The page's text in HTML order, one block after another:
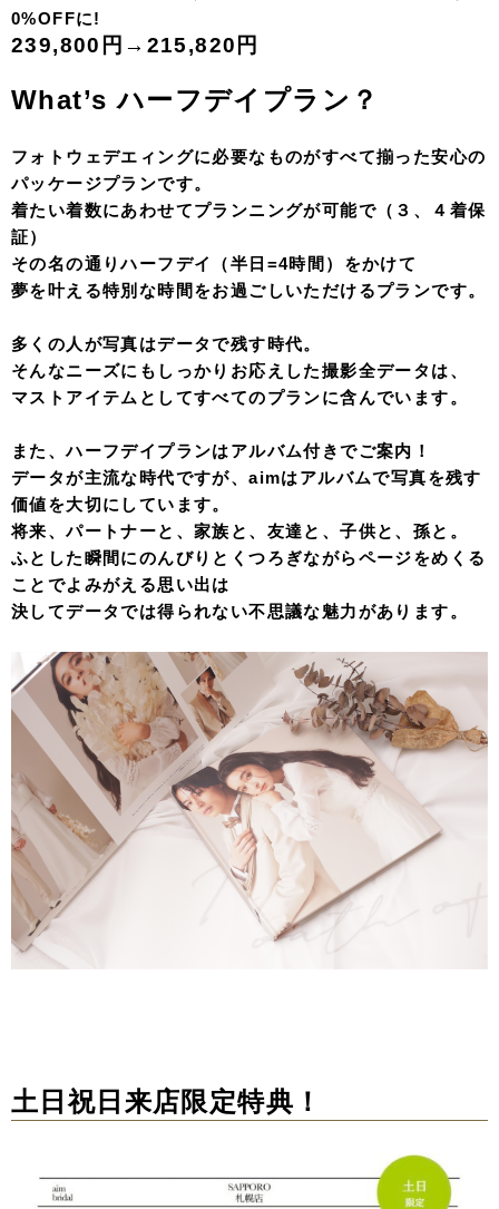
0%OFFに!
239,800円→215,820円
What’s ハーフデイプラン？
フォトウェデエィングに必要なものがすべて揃った安心の
パッケージプランです。
着たい着数にあわせてプランニングが可能で（３、４着保
証）
その名の通りハーフデイ（半日=4時間）をかけて
夢を叶える特別な時間をお過ごしいただけるプランです。
多くの人が写真はデータで残す時代。
そんなニーズにもしっかりお応えした撮影全データは、
マストアイテムとしてすべてのプランに含んでいます。
また、ハーフデイプランはアルバム付きでご案内！
データが主流な時代ですが、aimはアルバムで写真を残す
価値を大切にしています。
将来、パートナーと、家族と、友達と、子供と、孫と。
ふとした瞬間にのんびりとくつろぎながらページをめくる
ことでよみがえる思い出は
決してデータでは得られない不思議な魅力があります。
土日祝日来店限定特典！